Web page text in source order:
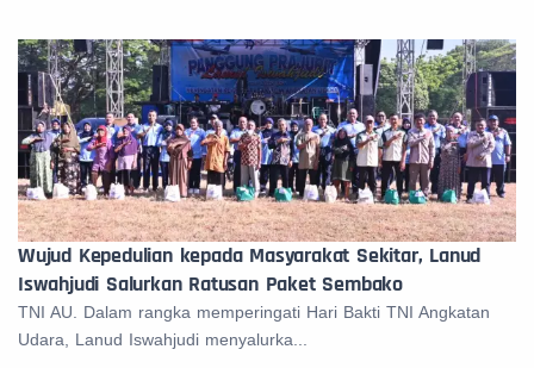
Wujud Kepedulian kepada Masyarakat Sekitar, Lanud
Iswahjudi Salurkan Ratusan Paket Sembako
TNI AU. Dalam rangka memperingati Hari Bakti TNI Angkatan
Udara, Lanud Iswahjudi menyalurka...